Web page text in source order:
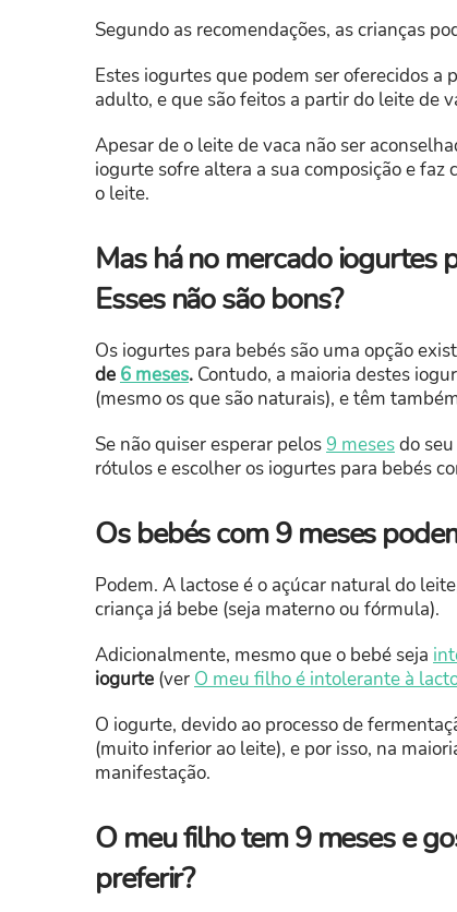
Segundo as recomendações, as crianças
Estes iogurtes que podem ser oferecidos a
adulto, e que são feitos a partir do leite de
Apesar de o leite de vaca não ser
iogurte sofre altera a sua composição e
o leite.
Mas há no mercado iogurtes
Esses não são bons?
Os iogurtes para bebés são uma opção
de 6 meses. Contudo, a maioria destes
(mesmo os que são naturais), e têm
Se não quiser esperar pelos 9 mesesdo
rótulos e escolher os iogurtes para bebés
Os bebés com 9 meses
Podem. A lactose é o açúcar natural do
criança já bebe (seja materno ou fórmula).
Adicionalmente, mesmo que o bebé seja
iogurte (ver O meu filho é intolerante à
O iogurte, devido ao processo de
(muito inferior ao leite), e por isso, na
manifestação.
O meu filho tem 9 meses e
preferir?